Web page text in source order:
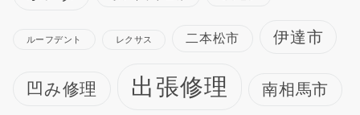
ルーフデント レクサス 二本松市 伊達市
凹み修理 出張修理 南相馬市